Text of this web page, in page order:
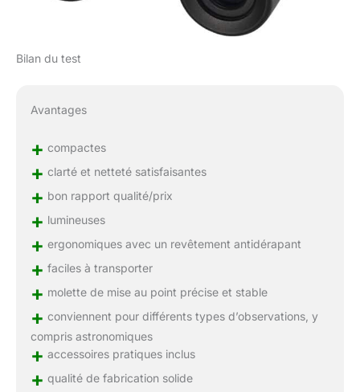
Bilan du test
Avantages
+ compactes
+ clarté et netteté satisfaisantes
+ bon rapport qualité/prix
+ lumineuses
+ ergonomiques avec un revêtement antidérapant
+ faciles à transporter
+ molette de mise au point précise et stable
+ conviennent pour différents types d’observations, y
compris astronomiques
+ accessoires pratiques inclus
+ qualité de fabrication solide